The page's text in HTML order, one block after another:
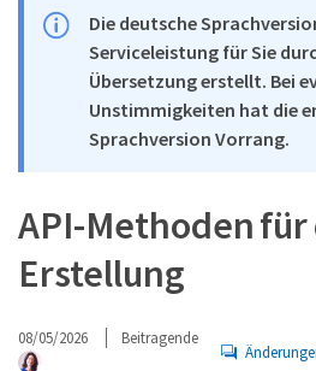
Die deutsche
Serviceleistung für Sie
Übersetzung erstellt. Bei
Unstimmigkeiten hat die
Sprachversion Vorrang.
API-Methoden für
Erstellung
08/05/2026 Beitragende